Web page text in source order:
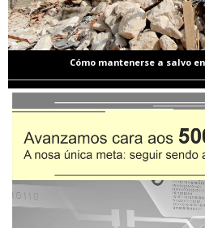
Cómo mantenerse a salvo